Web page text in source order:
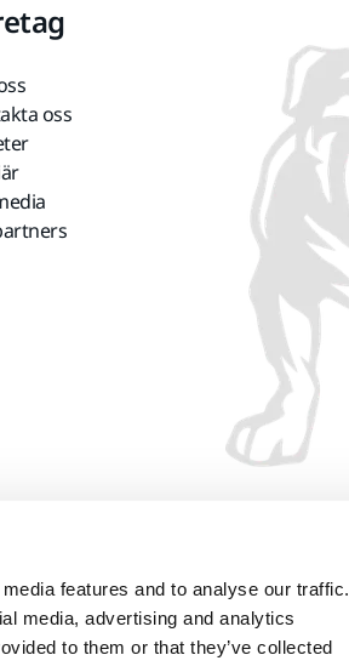
features and to analyse our traffic.
media, advertising and analytics
to them or that they’ve collected
oss